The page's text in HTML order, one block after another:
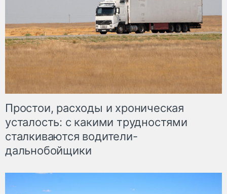
Простои, расходы и хроническая
усталость: с какими трудностями
сталкиваются водители-
дальнобойщики